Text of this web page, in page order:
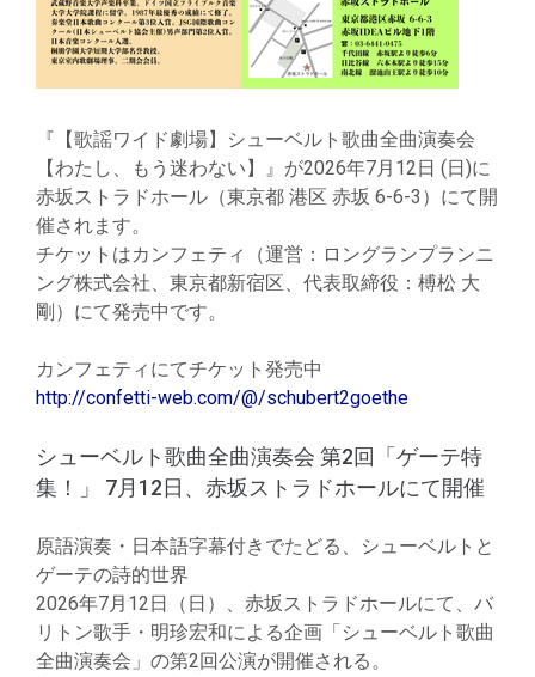
『【歌謡ワイド劇場】シューベルト歌曲全曲演奏会
【わたし、もう迷わない】』が2026年7月12日 (日)に
赤坂ストラドホール（東京都 港区 赤坂 6-6-3）にて開
催されます。
チケットはカンフェティ（運営：ロングランプランニ
ング株式会社、東京都新宿区、代表取締役：榑松 大
剛）にて発売中です。
カンフェティにてチケット発売中
http://confetti-web.com/@/schubert2goethe
シューベルト歌曲全曲演奏会 第2回「ゲーテ特
集！」 7月12日、赤坂ストラドホールにて開催
原語演奏・日本語字幕付きでたどる、シューベルトと
ゲーテの詩的世界
2026年7月12日（日）、赤坂ストラドホールにて、バ
リトン歌手・明珍宏和による企画「シューベルト歌曲
全曲演奏会」の第2回公演が開催される。